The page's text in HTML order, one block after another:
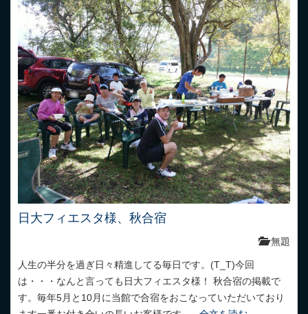
日大フィエスタ様、秋合宿
無題
人生の半分を過ぎ日々精進してる毎日です。(T_T)今回
は・・・なんと言っても日大フィエスタ様！ 秋合宿の掲載で
す。毎年5月と10月に当館で合宿をおこなっていただいており